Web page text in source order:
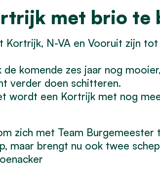
met brio te
Kortrijk, N-VA en Vooruit zijn
komende zes jaar nog
verder doen schitteren.
wordt een Kortrijk met nog
zich met Team
maar brengt nu ook twee